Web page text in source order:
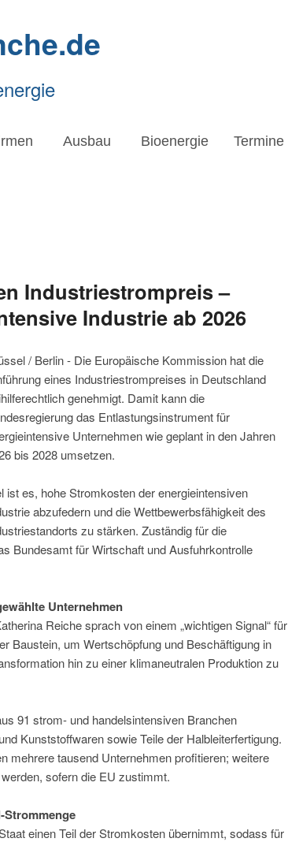
Ausbau Bioenergie Termine
Industriestrompreis –
Industrie ab 2026
/ Berlin - Die Europäische Kommission hat die
eines Industriestrompreises in Deutschland
genehmigt. Damit kann die
das Entlastungsinstrument für
Unternehmen wie geplant in den Jahren
bis 2028 umsetzen.
ist es, hohe Stromkosten der energieintensiven
abzufedern und die Wettbewerbsfähigkeit des
zu stärken. Zuständig für die
Bundesamt für Wirtschaft und Ausfuhrkontrolle
Unternehmen
Reiche sprach von einem „wichtigen Signal“ für
Baustein, um Wertschöpfung und Beschäftigung in
hin zu einer klimaneutralen Produktion zu
91 strom- und handelsintensiven Branchen
Kunststoffwaren sowie Teile der Halbleiterfertigung.
mehrere tausend Unternehmen profitieren; weitere
sofern die EU zustimmt.
Strommenge
einen Teil der Stromkosten übernimmt, sodass für